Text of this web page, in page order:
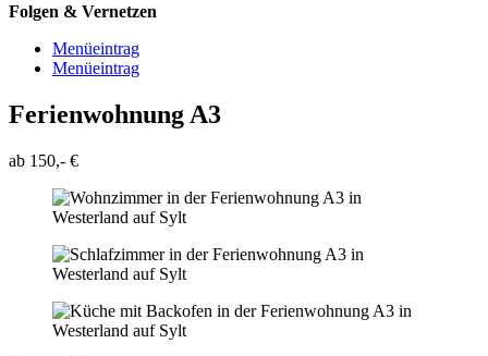
Folgen & Vernetzen
Menüeintrag
Menüeintrag
Ferienwohnung A3
ab 150,- €